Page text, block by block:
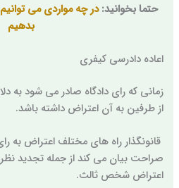
حتما بخوانید:در چه مواردی می
بدهیم
اعاده دادرسی کیفری
زمانی که رای دادگاه صادر می شود به
از طرفین به آن اعتراض داشته باشد.
قانونگذار راه های مختلف اعتراض به
صراحت بیان می کند از جمله تجدید
اعتراض شخص ثالث.